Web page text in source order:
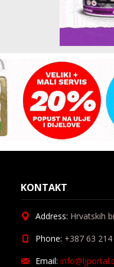
KONTAKT
Address: Hrvatskih
Phone: +387 63 214
Email: